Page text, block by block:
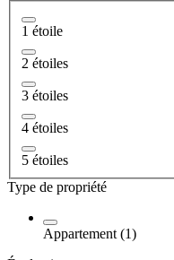
1 étoile
2 étoiles
3 étoiles
4 étoiles
5 étoiles
Type de propriété
Appartement (1)